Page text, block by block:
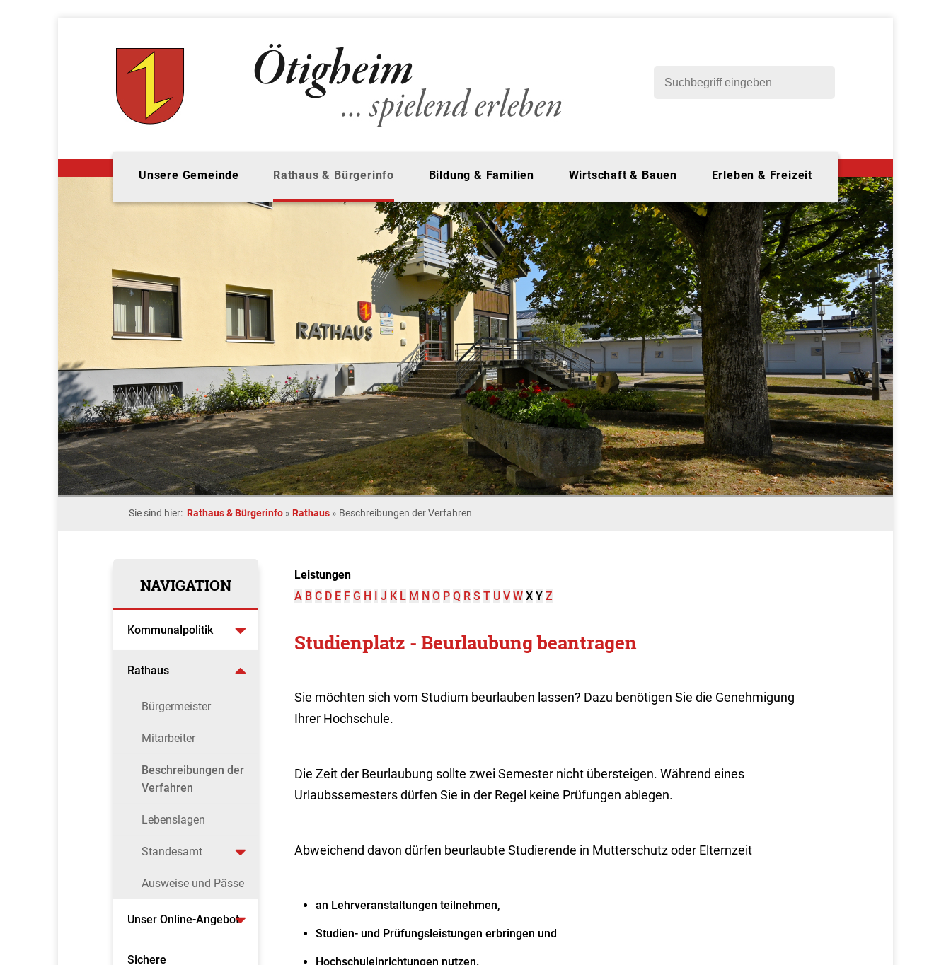
Unsere Gemeinde Rathaus & Bürgerinfo Bildung & Familien Wirtschaft & Bauen Erleben & Freizeit
Sie sind hier: Rathaus & Bürgerinfo » Rathaus » Beschreibungen der Verfahren
NAVIGATION
Kommunalpolitik
Rathaus
Bürgermeister
Mitarbeiter
Beschreibungen der
Verfahren
Lebenslagen
Standesamt
Ausweise und Pässe
Unser Online-Angebot
Sichere
Leistungen
A B C D E F G H I J K L M N O P Q R S T U V W X Y Z
Studienplatz - Beurlaubung beantragen
Sie möchten sich vom Studium beurlauben lassen? Dazu benötigen Sie die Genehmigung
Ihrer Hochschule.
Die Zeit der Beurlaubung sollte zwei Semester nicht übersteigen. Während eines
Urlaubssemesters dürfen Sie in der Regel keine Prüfungen ablegen.
Abweichend davon dürfen beurlaubte Studierende in Mutterschutz oder Elternzeit
an Lehrveranstaltungen teilnehmen,
Studien- und Prüfungsleistungen erbringen und
Hochschuleinrichtungen nutzen.